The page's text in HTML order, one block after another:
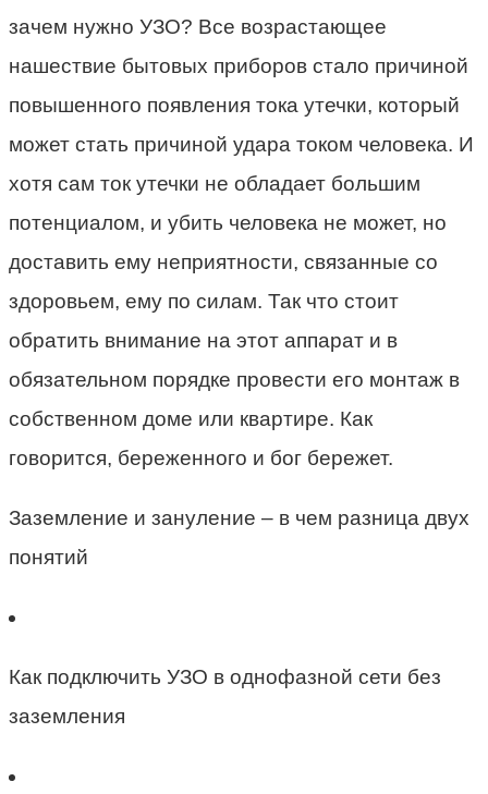
зачем нужно УЗО? Все возрастающее
нашествие бытовых приборов стало причиной
повышенного появления тока утечки, который
может стать причиной удара током человека. И
хотя сам ток утечки не обладает большим
потенциалом, и убить человека не может, но
доставить ему неприятности, связанные со
здоровьем, ему по силам. Так что стоит
обратить внимание на этот аппарат и в
обязательном порядке провести его монтаж в
собственном доме или квартире. Как
говорится, береженного и бог бережет.
Заземление и зануление – в чем разница двух
понятий
Как подключить УЗО в однофазной сети без
заземления